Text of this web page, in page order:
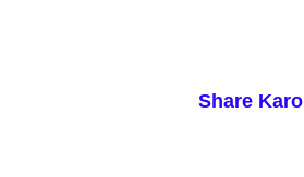
Share Karo